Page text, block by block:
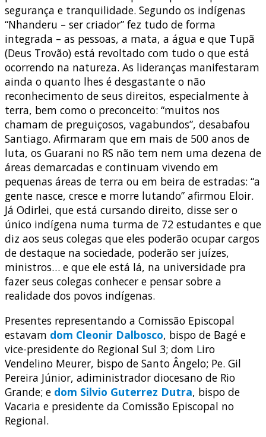
segurança e tranquilidade. Segundo os indígenas
“Nhanderu – ser criador” fez tudo de forma
integrada – as pessoas, a mata, a água e que Tupã
(Deus Trovão) está revoltado com tudo o que está
ocorrendo na natureza. As lideranças manifestaram
ainda o quanto lhes é desgastante o não
reconhecimento de seus direitos, especialmente à
terra, bem como o preconceito: “muitos nos
chamam de preguiçosos, vagabundos”, desabafou
Santiago. Afirmaram que em mais de 500 anos de
luta, os Guarani no RS não tem nem uma dezena de
áreas demarcadas e continuam vivendo em
pequenas áreas de terra ou em beira de estradas: “a
gente nasce, cresce e morre lutando” afirmou Eloir.
Já Odirlei, que está cursando direito, disse ser o
único indígena numa turma de 72 estudantes e que
diz aos seus colegas que eles poderão ocupar cargos
de destaque na sociedade, poderão ser juízes,
ministros… e que ele está lá, na universidade pra
fazer seus colegas conhecer e pensar sobre a
realidade dos povos indígenas.
Presentes representando a Comissão Episcopal
estavam dom Cleonir Dalbosco, bispo de Bagé e
vice-presidente do Regional Sul 3; dom Liro
Vendelino Meurer, bispo de Santo Ângelo; Pe. Gil
Pereira Júnior, adiministrador diocesano de Rio
Grande; e dom Silvio Guterrez Dutra, bispo de
Vacaria e presidente da Comissão Episcopal no
Regional.